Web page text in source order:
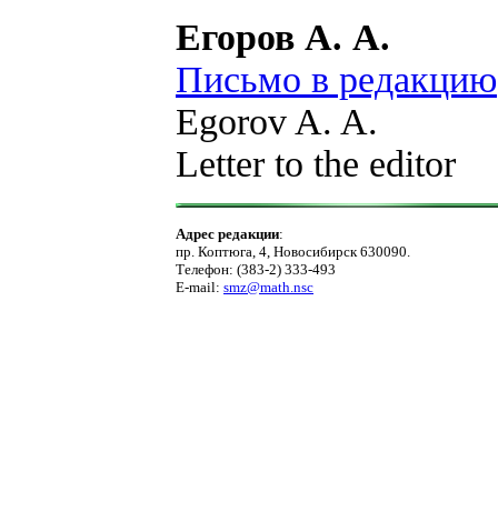
Егоров А. А.
Письмо в редакцию
Egorov A. A.
Letter to the editor
Адрес редакции:
пр. Коптюга, 4, Новосибирск 630090.
Телефон: (383-2) 333-493
E-mail: smz@math.nsc